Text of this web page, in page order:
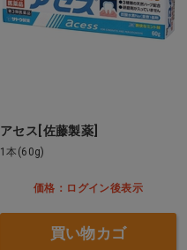
アセス[佐藤製薬]
1本(60g)
価格：ログイン後表示
買い物カゴ